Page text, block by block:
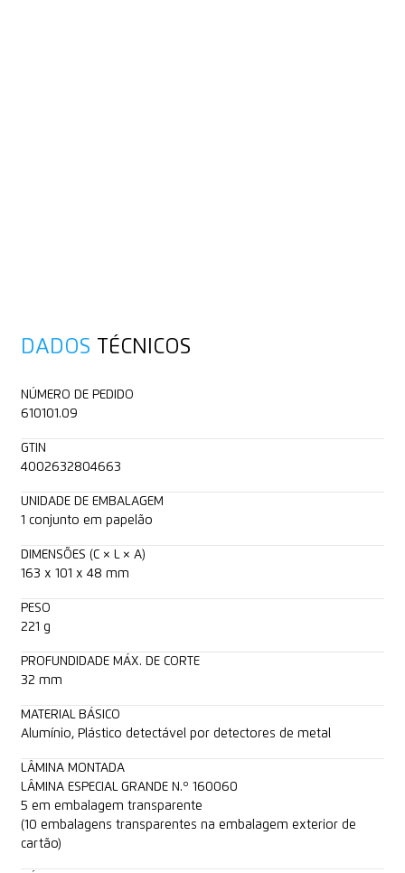
DADOS TÉCNICOS
NÚMERO DE PEDIDO
610101.09
GTIN
4002632804663
UNIDADE DE EMBALAGEM
1 conjunto em papelão
DIMENSÕES (C × L × A)
163 x 101 x 48 mm
PESO
221 g
PROFUNDIDADE MÁX. DE CORTE
32 mm
MATERIAL BÁSICO
Alumínio, Plástico detectável por detectores de metal
LÂMINA MONTADA
LÂMINA ESPECIAL GRANDE N.º 160060
5 em embalagem transparente
(10 embalagens transparentes na embalagem exterior de
cartão)